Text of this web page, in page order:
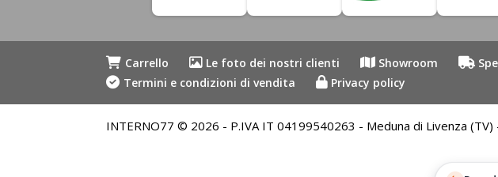
Carrello Le foto dei nostri clienti Showroom
Termini e condizioni di vendita
Privacy policy
INTERNO77 © 2026 - P.IVA IT 04199540263 - Meduna di Livenza